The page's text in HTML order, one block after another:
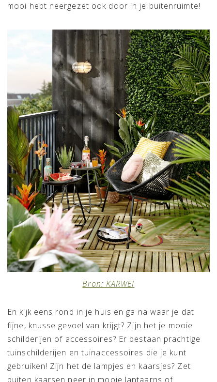
mooi hebt neergezet ook door in je buitenruimte!
Bron: KARWEI
En kijk eens rond in je huis en ga na waar je dat
fijne, knusse gevoel van krijgt? Zijn het je mooie
schilderijen of accessoires? Er bestaan prachtige
tuinschilderijen en tuinaccessoires die je kunt
gebruiken! Zijn het de lampjes en kaarsjes? Zet
buiten kaarsen neer in mooie lantaarns of